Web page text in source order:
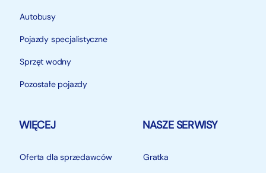
Autobusy
Pojazdy specjalistyczne
Sprzęt wodny
Pozostałe pojazdy
WIĘCEJ
Oferta dla sprzedawców
NASZE SERWISY
Gratka